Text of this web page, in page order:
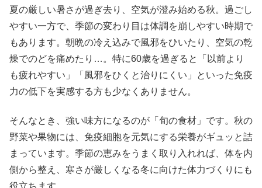
夏の厳しい暑さが過ぎ去り、空気が澄み始める秋。過ごし
やすい一方で、季節の変わり目は体調を崩しやすい時期で
もあります。朝晩の冷え込みで風邪をひいたり、空気の乾
燥でのどを痛めたり…。特に60歳を過ぎると「以前より
も疲れやすい」「風邪をひくと治りにくい」といった免疫
力の低下を実感する方も少なくありません。
そんなとき、強い味方になるのが「旬の食材」です。秋の
野菜や果物には、免疫細胞を元気にする栄養がギュッと詰
まっています。季節の恵みをうまく取り入れれば、体を内
側から整え、寒さが厳しくなる冬に向けた体力づくりにも